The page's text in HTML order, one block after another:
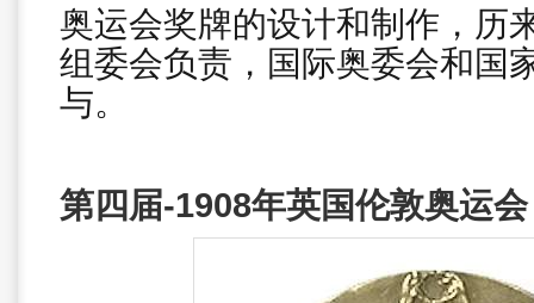
奥运会奖牌的设计和制作，历
组委会负责，国际奥委会和国
与。
第四届-1908年英国伦敦奥运